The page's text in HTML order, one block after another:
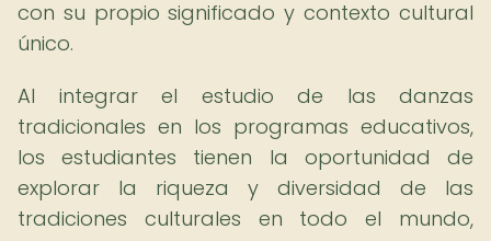
con su propio significado y contexto cultural
único.
Al integrar el estudio de las danzas
tradicionales en los programas educativos,
los estudiantes tienen la oportunidad de
explorar la riqueza y diversidad de las
tradiciones culturales en todo el mundo,